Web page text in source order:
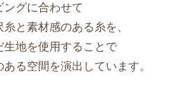
ングに合わせて
と素材感のある糸を、
生地を使用することで
る空間を演出しています。